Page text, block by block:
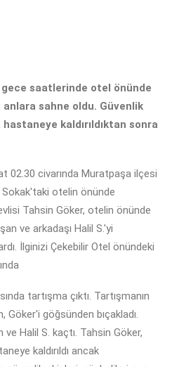
saatlerinde otel önünde
sahne oldu. Güvenlik
kaldırıldıktan sonra
02.30 civarında Muratpaşa ilçesi
otelin önünde
Tahsin Göker, otelin önünde
ve arkadaşı Halil S.'yi
İlginizi Çekebilir Otel önündeki
tartışma çıktı. Tartışmanın
Göker'i göğsünden bıçakladı.
ve Halil S. kaçtı. Tahsin Göker,
kaldırıldı ancak